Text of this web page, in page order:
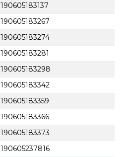
190605183137
190605183267
190605183274
190605183281
190605183298
190605183342
190605183359
190605183366
190605183373
190605237816